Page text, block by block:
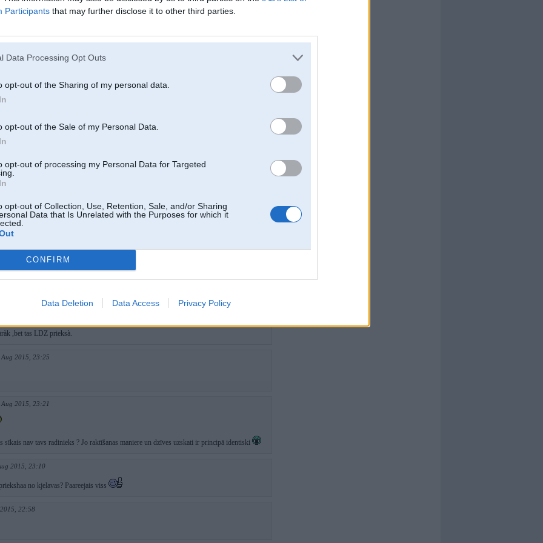
Participants that may further disclose it to other third parties.
Data Processing Opt Outs
opt-out of the Sharing of my personal data.
opt-out of the Sale of my Personal Data.
opt-out of processing my Personal Data for Targeted
opt-out of Collection, Use, Retention, Sale, and/or Sharing
Data that Is Unrelated with the Purposes for which it
CONFIRM
Data Deletion Data Access Privacy Policy
2015, 07:57
Aug 2015, 07:19
2015, 04:27
Ir lidzeklji un sava pieeja auto. kãpēc nē!
00:12
2015, 23:55
bija melns ar bmw strīpām uz sāniem, tad vēl gribēju pirkt, tikai nesakasīju naudu.
priekšējais spoileris, kurš oriģināli tiek piestiprināts ar kniedēm!! Mega retums un mega
,bet tas LDZ prieksà.
Aug 2015, 23:25
Aug 2015, 23:21
sīkais nav tavs radinieks ? Jo raktīšanas maniere un dzīves uzskati ir principā identiski
2015, 23:10
no kjelavas? Paareejais viss
22:58